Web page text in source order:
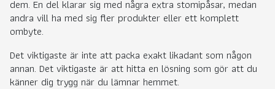
dem. En del klarar sig med några extra stomipåsar, medan
andra vill ha med sig fler produkter eller ett komplett
ombyte.
Det viktigaste är inte att packa exakt likadant som någon
annan. Det viktigaste är att hitta en lösning som gör att du
känner dig trygg när du lämnar hemmet.